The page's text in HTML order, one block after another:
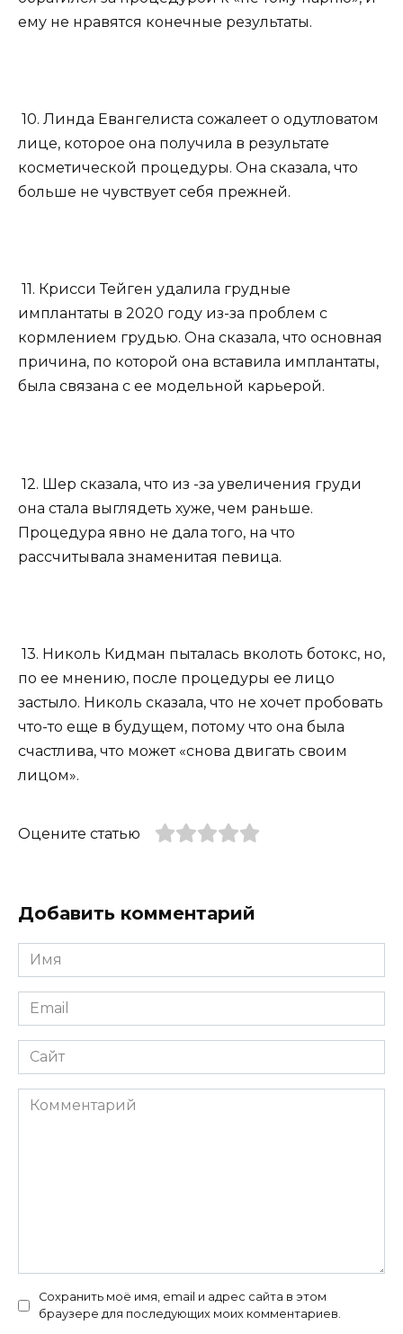
ему не нравятся конечные результаты.
10. Линда Евангелиста сожалеет о одутловатом
лице, которое она получила в результате
косметической процедуры. Она сказала, что
больше не чувствует себя прежней.
11. Крисси Тейген удалила грудные
имплантаты в 2020 году из-за проблем с
кормлением грудью. Она сказала, что основная
причина, по которой она вставила имплантаты,
была связана с ее модельной карьерой.
12. Шер сказала, что из -за увеличения груди
она стала выглядеть хуже, чем раньше.
Процедура явно не дала того, на что
рассчитывала знаменитая певица.
13. Николь Кидман пыталась вколоть ботокс, но,
по ее мнению, после процедуры ее лицо
застыло. Николь сказала, что не хочет пробовать
что-то еще в будущем, потому что она была
счастлива, что может «снова двигать своим
лицом».
Оцените статью
Добавить комментарий
Имя
*
Email
*
Сайт
Комментарий
Сохранить моё имя, email и адрес сайта в этом
браузере для последующих моих комментариев.